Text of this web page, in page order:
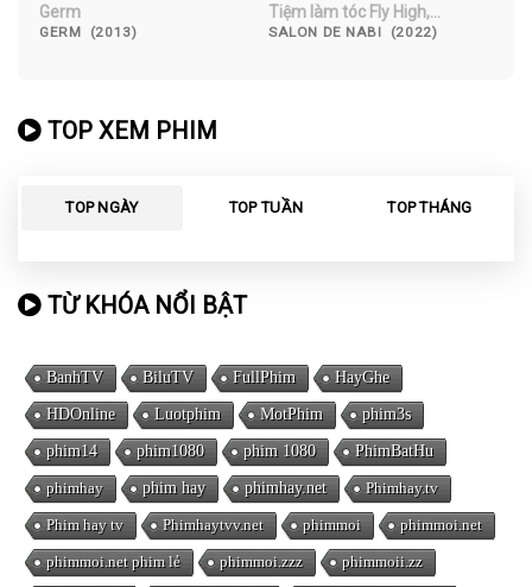
Germ
GERM (2013)
Tiệm làm tóc Fly High,
Butterfly
SALON DE NABI (2022)
TOP XEM PHIM
TOP NGÀY TOP TUẦN TOP THÁNG
TỪ KHÓA NỔI BẬT
BanhTV BiluTV FullPhim HayGhe
HDOnline Luotphim MotPhim phim3s
phim14 phim1080 phim 1080 PhimBatHu
phimhay phim hay phimhay.net Phimhay.tv
Phim hay tv Phimhaytvv.net phimmoi phimmoi.net
phimmoi.net phim lẻ phimmoi.zzz phimmoii.zz